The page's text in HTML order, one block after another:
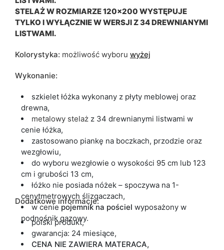
STELAŻ W ROZMIARZE 120x200 WYSTĘPUJE
TYLKO I WYŁĄCZNIE W WERSJI Z 34 DREWNIANYMI
LISTWAMI.
Kolorystyka: możliwość wyboru wyżej
Wykonanie:
szkielet łóżka wykonany z płyty meblowej oraz
drewna,
metalowy stelaż z 34 drewnianymi listwami w
cenie łóżka,
zastosowano piankę na boczkach, przodzie oraz
wezgłowiu,
do wyboru wezgłowie o wysokości 95 cm lub 123
cm i grubości 13 cm,
łóżko nie posiada nóżek – spoczywa na 1-
cenytmetrowych ślizgaczach,
w cenie pojemnik na pościel wyposażony w
podnośnik gazowy.
Dodatkowe informacje:
polski produkt,
gwarancja: 24 miesiące,
CENA NIE ZAWIERA MATERACA,